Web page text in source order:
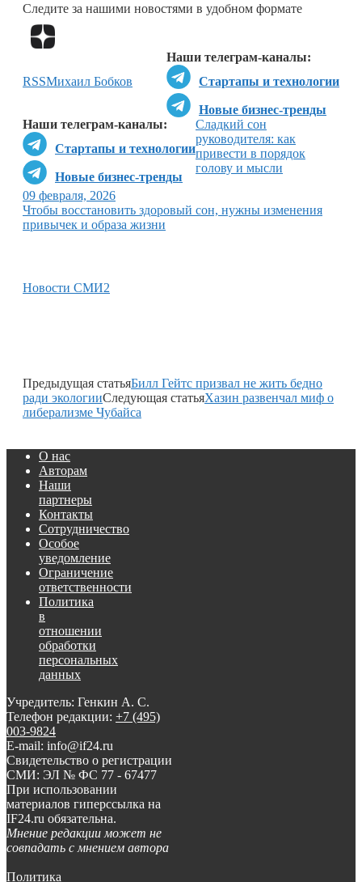
Следите за нашими новостями в удобном формате
Наши телеграм-каналы:
Стартапы и технологии
Новые бизнес-тренды
Наши телеграм-каналы:
Стартапы и технологии
Новые бизнес-тренды
RSSМихаил Бобков
Сладкий сон
руководителя: как
привести в порядок
голову и мысли
09 февраля, 2026
Чтобы восстановить здоровый сон, нужны изменения
привычек и образа жизни
Новости СМИ2
Предыдущая статьяБилл Гейтс призвал не жить бедно
ради экологииСледующая статьяХазин развенчал миф о
либерализме Чубайса
О нас
Авторам
Наши
партнеры
Контакты
Сотрудничество
Особое
уведомление
Ограничение
ответственности
Политика
в
отношении
обработки
персональных
данных
Учредитель: Генкин А. С.
Телефон редакции: +7 (495)
003-9824
E-mail: info@if24.ru
Свидетельство о регистрации
СМИ: ЭЛ № ФС 77 - 67477
При использовании
материалов гиперссылка на
IF24.ru обязательна.
Мнение редакции может не
совпадать с мнением автора
Политика